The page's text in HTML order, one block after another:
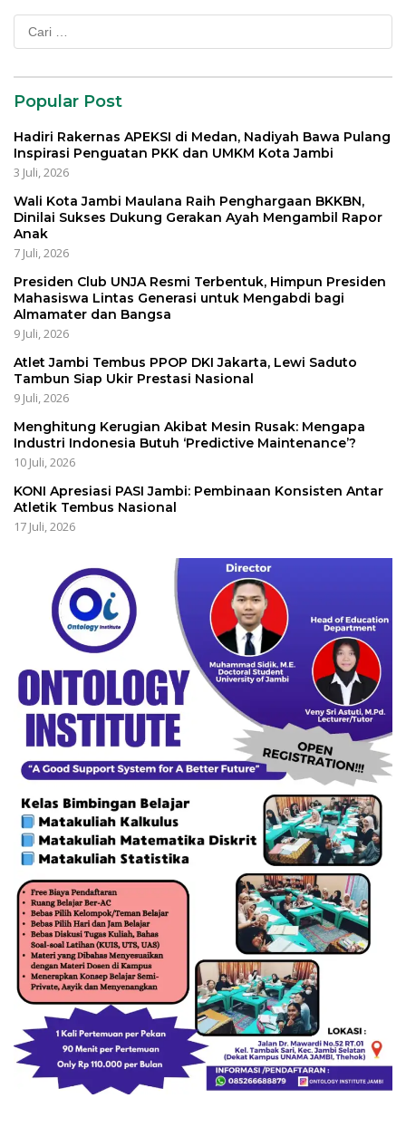
Cari
untuk:
Popular Post
Hadiri Rakernas APEKSI di Medan, Nadiyah Bawa Pulang
Inspirasi Penguatan PKK dan UMKM Kota Jambi
3 Juli, 2026
Wali Kota Jambi Maulana Raih Penghargaan BKKBN,
Dinilai Sukses Dukung Gerakan Ayah Mengambil Rapor
Anak
7 Juli, 2026
Presiden Club UNJA Resmi Terbentuk, Himpun Presiden
Mahasiswa Lintas Generasi untuk Mengabdi bagi
Almamater dan Bangsa
9 Juli, 2026
Atlet Jambi Tembus PPOP DKI Jakarta, Lewi Saduto
Tambun Siap Ukir Prestasi Nasional
9 Juli, 2026
Menghitung Kerugian Akibat Mesin Rusak: Mengapa
Industri Indonesia Butuh ‘Predictive Maintenance’?
10 Juli, 2026
KONI Apresiasi PASI Jambi: Pembinaan Konsisten Antar
Atletik Tembus Nasional
17 Juli, 2026